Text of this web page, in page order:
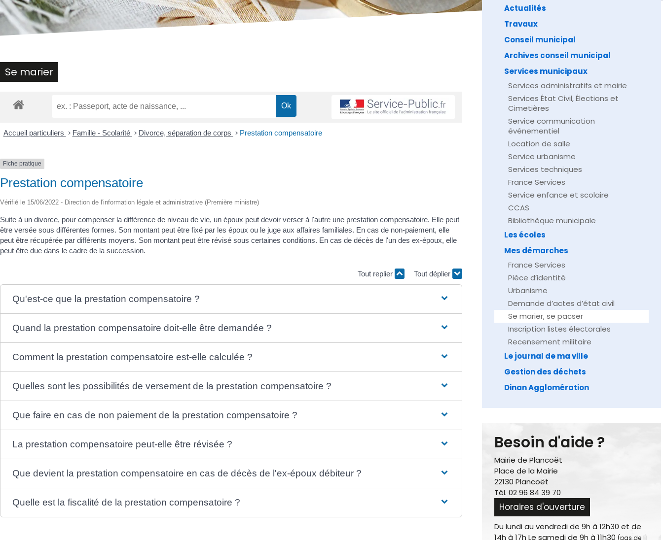
qui
utilisent
un
Appuyez
sur
pour
un
Se marier
Accueil particuliers > Famille - Scolarité > Divorce, séparation de corps > Prestation compensatoire
Fiche pratique
Prestation compensatoire
Vérifié le 15/06/2022 - Direction de l'information légale et administrative (Première ministre)
Suite à un divorce, pour compenser la différence de niveau de vie, un époux peut devoir verser à l'autre une prestation compensatoire. Elle peut
être versée sous différentes formes. Son montant peut être fixé par les époux ou le juge aux affaires familiales. En cas de non-paiement, elle
peut être récupérée par différents moyens. Son montant peut être révisé sous certaines conditions. En cas de décès de l'un des ex-époux, elle
peut être due dans le cadre de la succession.
Tout replier Tout déplier
Qu'est-ce que la prestation compensatoire ?
Quand la prestation compensatoire doit-elle être demandée ?
Comment la prestation compensatoire est-elle calculée ?
Quelles sont les possibilités de versement de la prestation compensatoire ?
Que faire en cas de non paiement de la prestation compensatoire ?
La prestation compensatoire peut-elle être révisée ?
Que devient la prestation compensatoire en cas de décès de l'ex-époux débiteur ?
Quelle est la fiscalité de la prestation compensatoire ?
Actualités
Travaux
Conseil municipal
Archives conseil municipal
Services municipaux
Services administratifs et mairie
Services État Civil, Élections et
Cimetières
Service communication
événementiel
Location de salle
Service urbanisme
Services techniques
France Services
Service enfance et scolaire
CCAS
Bibliothèque municipale
Les écoles
Mes démarches
France Services
Pièce d’identité
Urbanisme
Demande d’actes d’état civil
Se marier, se pacser
Inscription listes électorales
Recensement militaire
Le journal de ma ville
Gestion des déchets
Dinan Agglomération
Besoin d'aide ?
Mairie de Plancoët
Place de la Mairie
22130 Plancoët
Tél. 02 96 84 39 70
Horaires d'ouverture
Du lundi au vendredi de 9h à 12h30 et de
14h à 17h Le samedi de 9h à 11h30 (pas de